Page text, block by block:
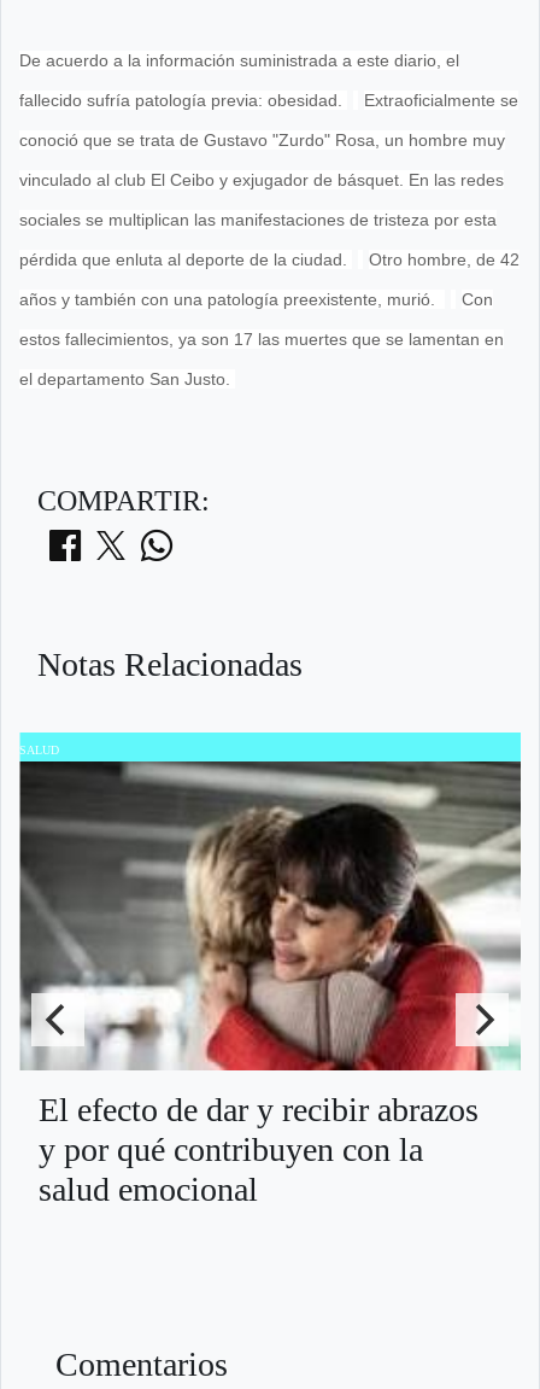
De acuerdo a la información suministrada a este diario, el
fallecido sufría patología previa: obesidad. Extraoficialmente se
conoció que se trata de Gustavo "Zurdo" Rosa, un hombre muy
vinculado al club El Ceibo y exjugador de básquet. En las redes
sociales se multiplican las manifestaciones de tristeza por esta
pérdida que enluta al deporte de la ciudad. Otro hombre, de 42
años y también con una patología preexistente, murió. Con
estos fallecimientos, ya son 17 las muertes que se lamentan en
el departamento San Justo.
COMPARTIR:
Notas Relacionadas
SALUD
El efecto de dar y recibir abrazos
y por qué contribuyen con la
salud emocional
Comentarios